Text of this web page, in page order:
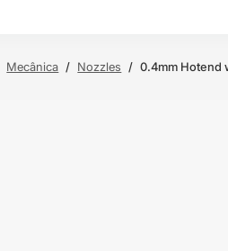
Mecânica / Nozzles / 0.4mm Hotend